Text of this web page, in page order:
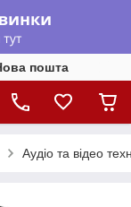
пошта
Аудіо та відео